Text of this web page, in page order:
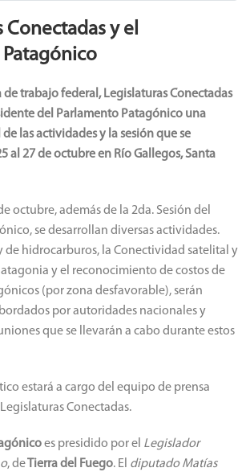
Conectadas y el
Patagónico
trabajo federal, Legislaturas Conectadas
del Parlamento Patagónico una
las actividades y la sesión que se
al 27 de octubre en Río Gallegos, Santa
octubre, además de la 2da. Sesión del
se desarrollan diversas actividades.
de hidrocarburos, la Conectividad satelital y
y el reconocimiento de costos de
(por zona desfavorable), serán
por autoridades nacionales y
que se llevarán a cabo durante estos
estará a cargo del equipo de prensa
Conectadas.
es presidido por el Legislador
, deTierra del Fuego. El diputado Matías